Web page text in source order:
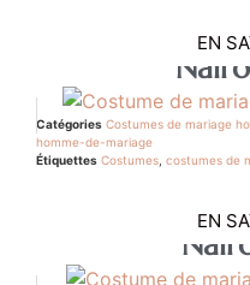
EN
Catégories Costumes de mariage
homme-de-mariage
Étiquettes Costumes costumes de
EN